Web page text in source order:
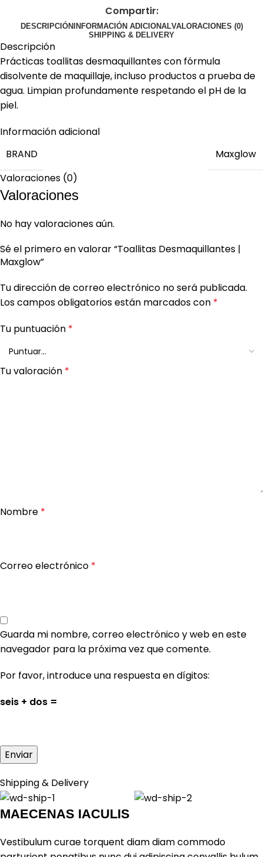
Compartir:
DESCRIPCIÓNINFORMACIÓN ADICIONALVALORACIONES (0)
SHIPPING & DELIVERY
Descripción
Prácticas toallitas desmaquillantes con fórmula
disolvente de maquillaje, incluso productos a prueba de
agua. Limpian profundamente respetando el pH de la
piel.
Información adicional
BRAND
Maxglow
Valoraciones (0)
Valoraciones
No hay valoraciones aún.
Sé el primero en valorar “Toallitas Desmaquillantes |
Maxglow”
Tu dirección de correo electrónico no será publicada.
Los campos obligatorios están marcados con *
Tu puntuación *
Tu valoración *
Nombre *
Correo electrónico *
Guarda mi nombre, correo electrónico y web en este
navegador para la próxima vez que comente.
Por favor, introduce una respuesta en dígitos:
seis + dos =
Shipping & Delivery
MAECENAS IACULIS
Vestibulum curae torquent diam diam commodo